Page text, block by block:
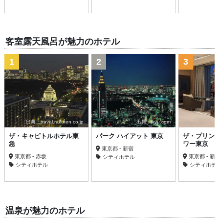
客室露天風呂が魅力のホテル
出典：travel.rakuten.co.jp
1
ザ・キャピトルホテル東
急
東京都 - 赤坂
シティホテル
出典：ikyu.com
2
パーク ハイアット 東京
東京都 - 新宿
シティホテル
3
ザ・プリン
ワー東京
東京都 - 新
シティホテ
温泉が魅力のホテル